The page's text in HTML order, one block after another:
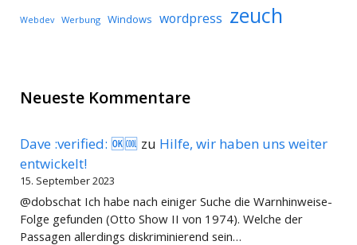
Webdev Werbung Windows wordpress zeuch
Neueste Kommentare
Dave :verified: 🆗🆒 zu Hilfe, wir haben uns weiter
entwickelt!
15. September 2023
@dobschat Ich habe nach einiger Suche die Warnhinweise-
Folge gefunden (Otto Show II von 1974). Welche der
Passagen allerdings diskriminierend sein…